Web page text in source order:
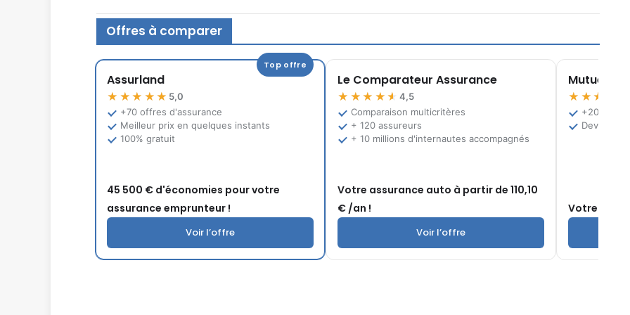
Offres à comparer
Top offre
Assurland
★★★★★ 5,0
+70 offres d'assurance
Meilleur prix en quelques instants
100% gratuit
45 500 € d'économies pour votre
assurance emprunteur !
Voir l’offre
Le Comparateur Assurance
★★★★★ 4,5
Comparaison multicritères
+ 120 assureurs
+ 10 millions d'internautes accompagnés
Votre assurance auto à partir de 110,10
€ /an !
Voir l’offre
Mutuelle.fr
★★★★★
+200
Devis
Votre